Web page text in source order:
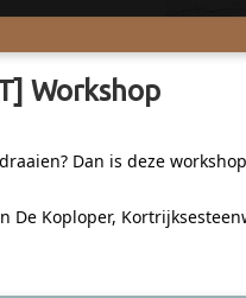
Workshop
Dan is deze workshop
De Koploper,